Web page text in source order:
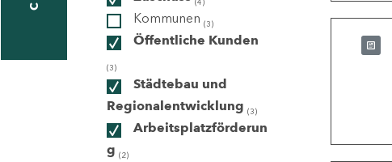
(4)
Kommunen (3)
Öffentliche Kunden
(3)
Städtebau und
Regionalentwicklung (3)
Arbeitsplatzförderun
g (2)